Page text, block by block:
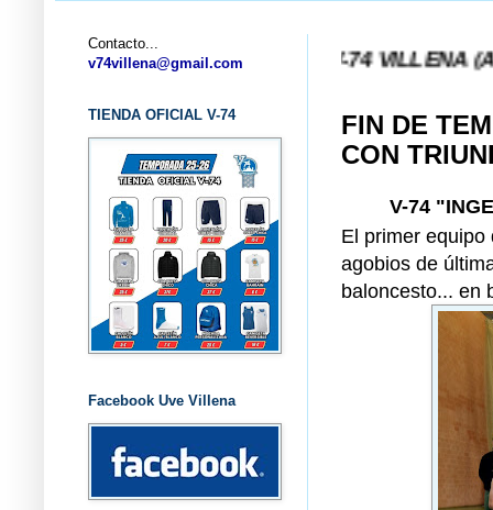
... CLUB BALONCESTO V-74 VILLENA
FIN DE
CON
V-74
El primer
agobios de
baloncesto... en
Contacto...
v74villena@gmail.com
TIENDA OFICIAL V-74
Facebook Uve Villena